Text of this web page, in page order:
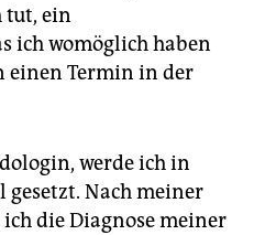
tut, ein
ich womöglich haben
einen Termin in der
werde ich in
gesetzt. Nach meiner
die Diagnose meiner